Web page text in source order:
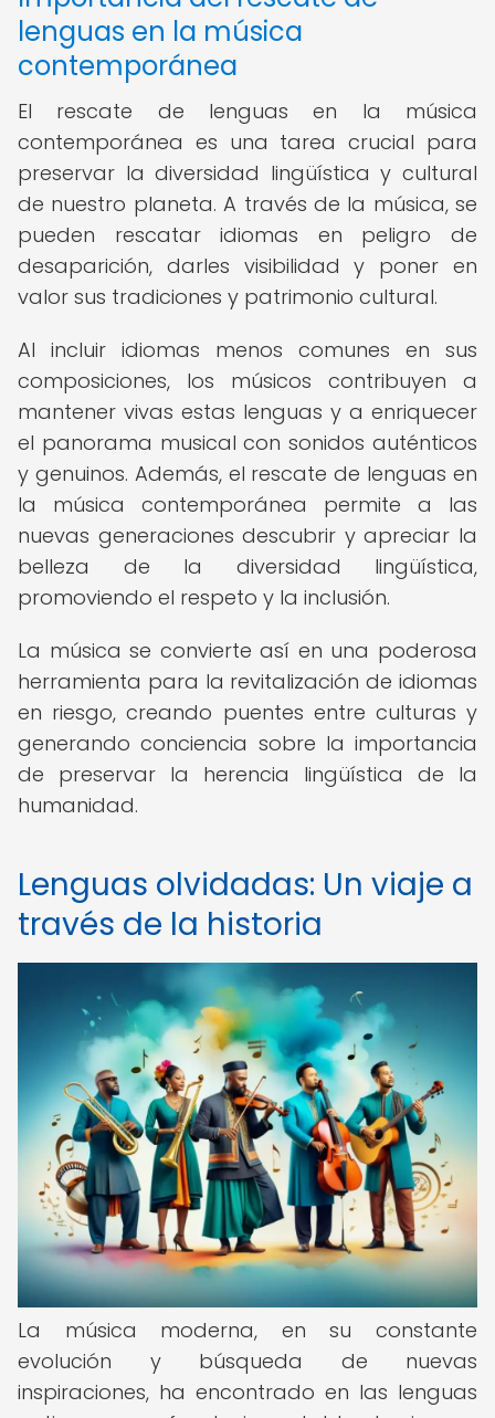
lenguas en la música
contemporánea
El rescate de lenguas en la música
contemporánea es una tarea crucial para
preservar la diversidad lingüística y cultural
de nuestro planeta. A través de la música, se
pueden rescatar idiomas en peligro de
desaparición, darles visibilidad y poner en
valor sus tradiciones y patrimonio cultural.
Al incluir idiomas menos comunes en sus
composiciones, los músicos contribuyen a
mantener vivas estas lenguas y a enriquecer
el panorama musical con sonidos auténticos
y genuinos. Además, el rescate de lenguas en
la música contemporánea permite a las
nuevas generaciones descubrir y apreciar la
belleza de la diversidad lingüística,
promoviendo el respeto y la inclusión.
La música se convierte así en una poderosa
herramienta para la revitalización de idiomas
en riesgo, creando puentes entre culturas y
generando conciencia sobre la importancia
de preservar la herencia lingüística de la
humanidad.
Lenguas olvidadas: Un viaje a
través de la historia
La música moderna, en su constante
evolución y búsqueda de nuevas
inspiraciones, ha encontrado en las lenguas